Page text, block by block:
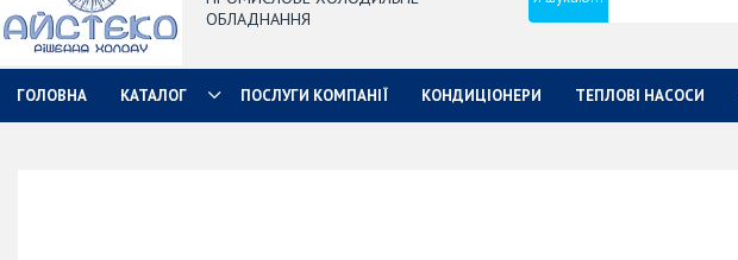
ОБЛАДНАННЯ
ГОЛОВНА КАТАЛОГ ПОСЛУГИ КОМПАНІЇ КОНДИЦІОНЕРИ ТЕПЛОВІ НАСОСИ